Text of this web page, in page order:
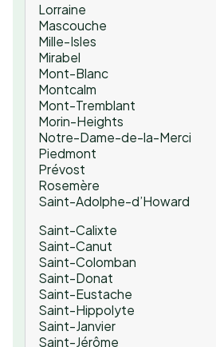
Lorraine
Mascouche
Mille-Isles
Mirabel
Mont-Blanc
Montcalm
Mont-Tremblant
Morin-Heights
Notre-Dame-de-la-Merci
Piedmont
Prévost
Rosemère
Saint-Adolphe-d’Howard
Saint-Calixte
Saint-Canut
Saint-Colomban
Saint-Donat
Saint-Eustache
Saint-Hippolyte
Saint-Janvier
Saint-Jérôme